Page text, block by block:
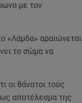
με τον
«Λάμδα» αραιώνεται
το σώμα να
οι θάνατοι τους
αποτέλεσμα της